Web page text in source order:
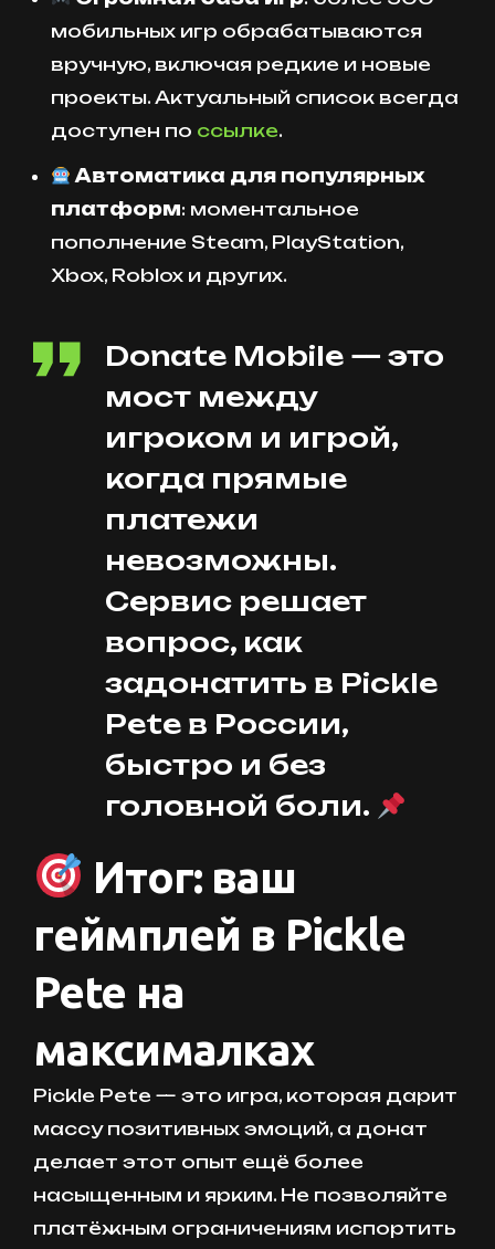
мобильных игр обрабатываются
вручную, включая редкие и новые
проекты. Актуальный список всегда
доступен по ссылке.
Автоматика для популярных
платформ: моментальное
пополнение Steam, PlayStation,
Xbox, Roblox и других.
Donate Mobile — это
мост между
игроком и игрой,
когда прямые
платежи
невозможны.
Сервис решает
вопрос, как
задонатить в Pickle
Pete в России,
быстро и без
головной боли.
Итог: ваш
геймплей в Pickle
Pete на
максималках
Pickle Pete — это игра, которая дарит
массу позитивных эмоций, а донат
делает этот опыт ещё более
насыщенным и ярким. Не позволяйте
платёжным ограничениям испортить